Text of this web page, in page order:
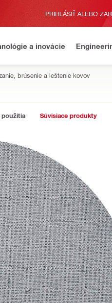
PRIHLÁSIŤ ALEBO
a inovácie
brúsenie a leštenie kovov
použitia Súvisiace produkty